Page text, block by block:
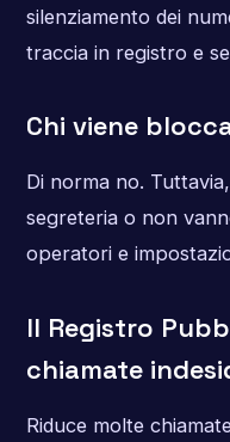
silenziamento dei
traccia in registro e
Chi viene
Di norma no.
segreteria o non
operatori e
Il Registro
chiamate
Riduce molte